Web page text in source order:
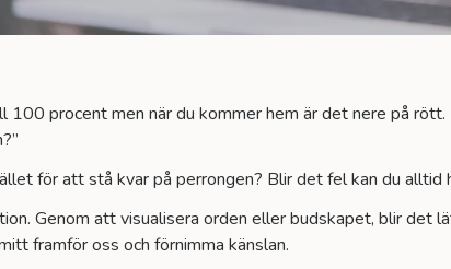
100 procent men när du kommer hem är det nere på
för att stå kvar på perrongen? Blir det fel kan du alltid
Genom att visualisera orden eller budskapet, blir det
framför oss och förnimma känslan.